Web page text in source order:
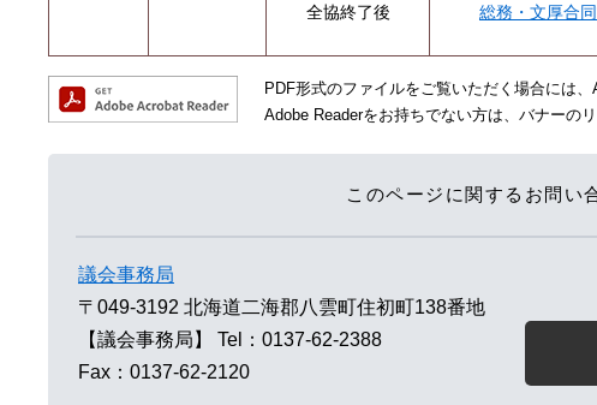
全協終了後 総務・文厚合
PDF形式のファイルをご覧いただく場合には
Adobe Readerをお持ちでない方は、バナーの
このページに関するお問い
議会事務局
〒049-3192 北海道二海郡八雲町住初町138番地
【議会事務局】
Tel：0137-62-2388
Fax：0137-62-2120